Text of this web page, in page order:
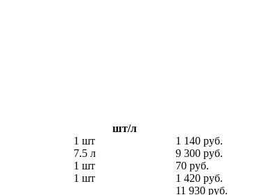
шт/л
1 шт
1 140 руб.
7.5 л
9 300 руб.
1 шт
70 руб.
1 шт
1 420 руб.
11 930 руб.